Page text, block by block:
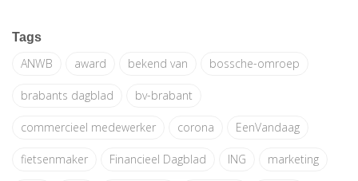
Tags
ANWB award bekend van bossche-omroep
brabants dagblad bv-brabant
commercieel medewerker corona EenVandaag
fietsenmaker Financieel Dagblad ING marketing